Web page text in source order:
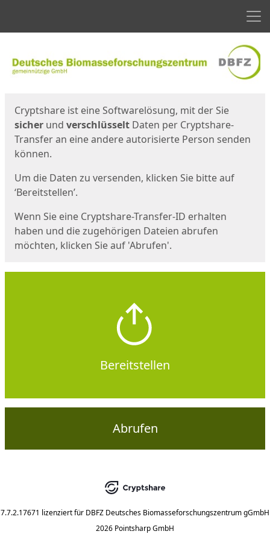
Cryptshare ist eine Softwarelösung, mit der Sie
sicher und verschlüsselt Daten per Cryptshare-
Transfer an eine andere autorisierte Person senden
können.
Um die Daten zu versenden, klicken Sie bitte auf
‘Bereitstellen’.
Wenn Sie eine Cryptshare-Transfer-ID erhalten
haben und die zugehörigen Dateien abrufen
möchten, klicken Sie auf 'Abrufen'.
Bereitstellen
Abrufen
7.7.2.17671 lizenziert für DBFZ Deutsches Biomasseforschungszentrum gGmbH
2026 Pointsharp GmbH